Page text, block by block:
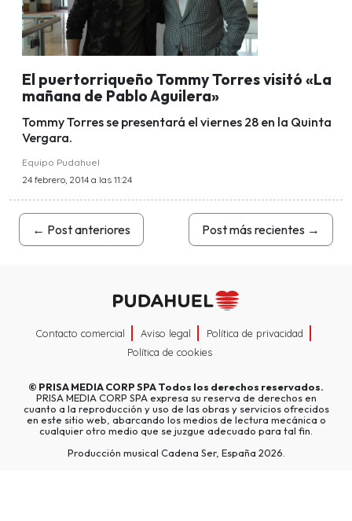
El puertorriqueño Tommy Torres visitó «La
mañana de Pablo Aguilera»
Tommy Torres se presentará el viernes 28 en la Quinta
Vergara.
Equipo Pudahuel
24 febrero, 2014 a las 11:24
← Post anteriores Post más recientes →
Contacto comercial Aviso legal
Política de privacidad
Política de cookies
© PRISA MEDIA CORP SPATodos los derechos reservados.
PRISA MEDIA CORP SPA expresa su reserva de derechos en
cuanto a la reproducción y uso de las obras y servicios ofrecidos
en este sitio web, abarcando los medios de lectura mecánica o
cualquier otro medio que se juzgue adecuado para tal fin.
Producción musical Cadena Ser, España 2026.